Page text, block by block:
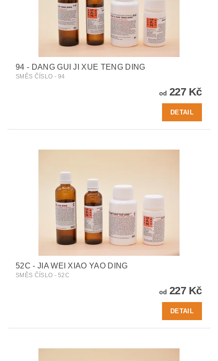
94 - DANG GUI JI XUE TENG DING
SMĚS ČÍSLO - 94
od 227 Kč
DETAIL
52C - JIA WEI XIAO YAO DING
SMĚS ČÍSLO - 52C
od 227 Kč
DETAIL